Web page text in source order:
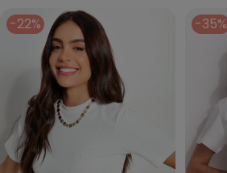
-22% -35%